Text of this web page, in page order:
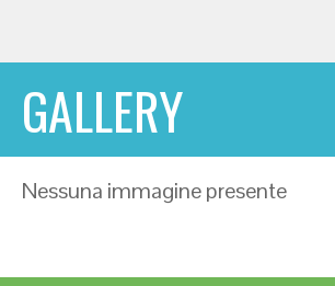
GALLERY
Nessuna immagine presente